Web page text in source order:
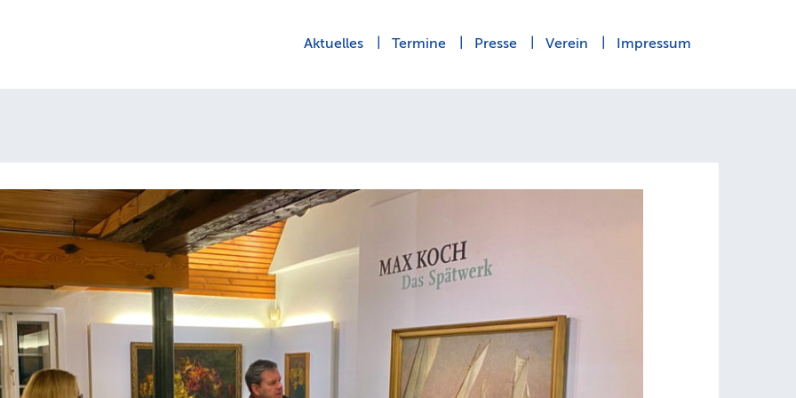
Aktuelles Termine Presse Verein Impressum